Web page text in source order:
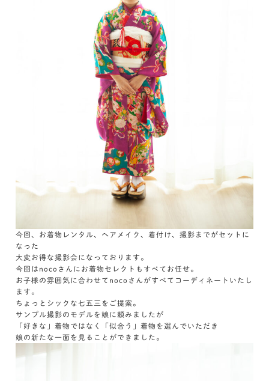
今回、お着物レンタル、ヘアメイク、着付け、撮影までがセットに
なった
大変お得な撮影会になっております。
今回はnocoさんにお着物セレクトもすべてお任せ。
お子様の雰囲気に合わせてnocoさんがすべてコーディネートいたし
ます。
ちょっとシックな七五三をご提案。
サンプル撮影のモデルを娘に頼みましたが
「好きな」着物ではなく「似合う」着物を選んでいただき
娘の新たな一面を見ることができました。